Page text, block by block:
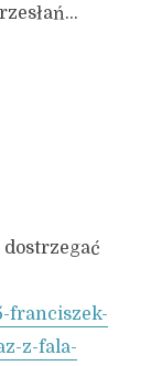
franciszek-
z-fala-